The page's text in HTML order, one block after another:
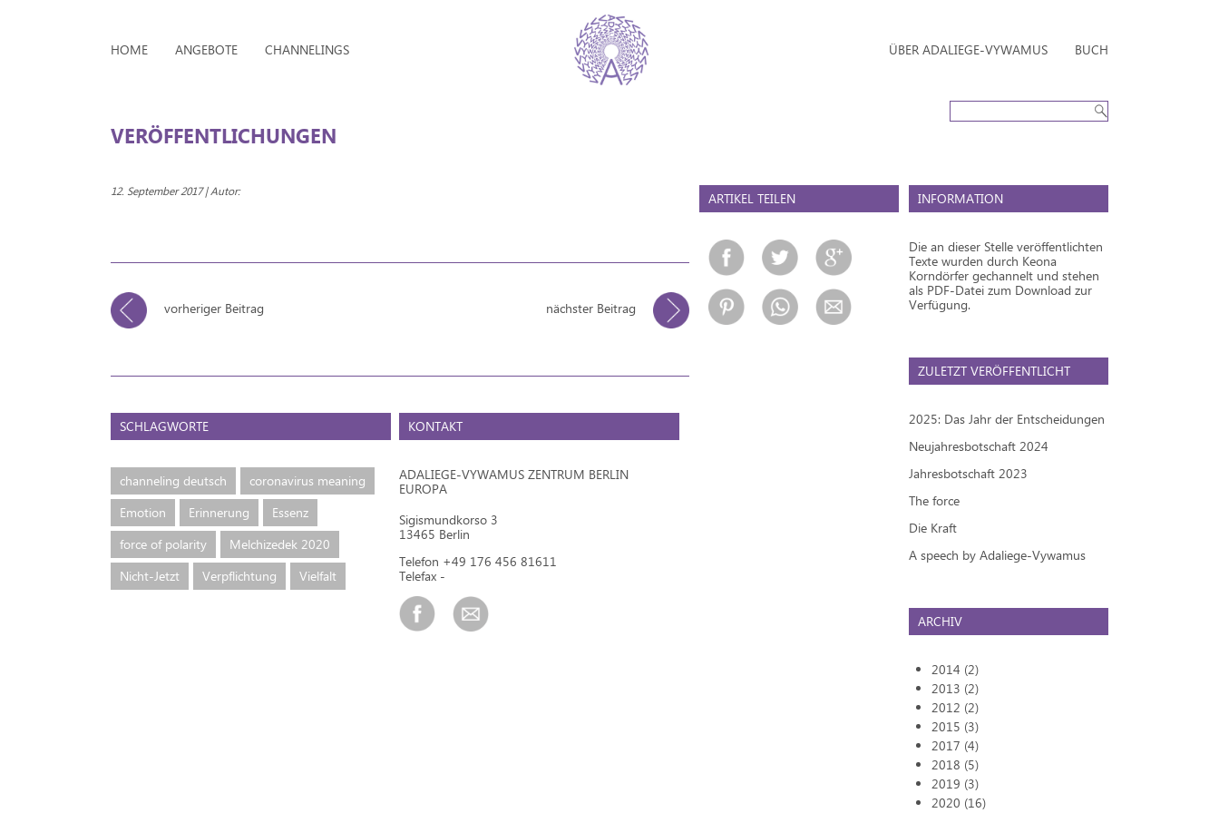
HOME ANGEBOTE CHANNELINGS ÜBER ADALIEGE-VYWAMUS BUCH
VERÖFFENTLICHUNGEN
12. September 2017 | Autor:
vorheriger Beitrag nächster Beitrag
SCHLAGWORTE
channeling deutsch
coronavirus meaning
Emotion
Erinnerung
Essenz
force of polarity
Melchizedek 2020
Nicht-Jetzt
Verpflichtung Vielfalt
KONTAKT
ADALIEGE-VYWAMUS ZENTRUM BERLIN
EUROPA
Sigismundkorso 3
13465 Berlin
Telefon +49 176 456 81611
Telefax -
ARTIKEL TEILEN INFORMATION
Die an dieser Stelle veröffentlichten
Texte wurden durch Keona
Korndörfer gechannelt und stehen
als PDF-Datei zum Download zur
Verfügung.
ZULETZT VERÖFFENTLICHT
2025: Das Jahr der Entscheidungen
Neujahresbotschaft 2024
Jahresbotschaft 2023
The force
Die Kraft
A speech by Adaliege-Vywamus
ARCHIV
2014 (2)
2013 (2)
2012 (2)
2015 (3)
2017 (4)
2018 (5)
2019 (3)
2020 (16)